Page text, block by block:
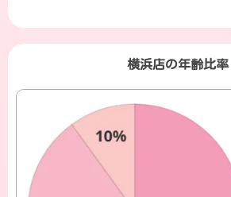
横浜店の年齢比率